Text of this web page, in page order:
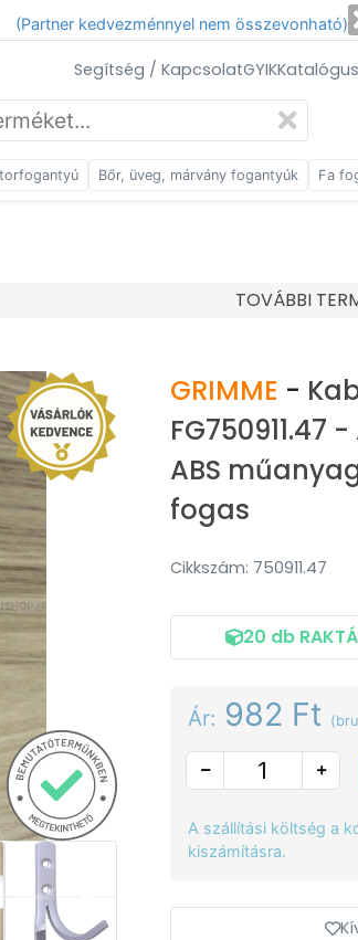
(Partner kedvezménnyel nem összevonható)
Segítség / KapcsolatGYIK
Bőr, üveg, márvány fogantyúk Fa
TOVÁBBI
GRIMME -
FG750911.47
ABS
fogas
Cikkszám: 750911.47
20 db
Ár: 982 Ft
A szállítási költség a
kiszámításra.